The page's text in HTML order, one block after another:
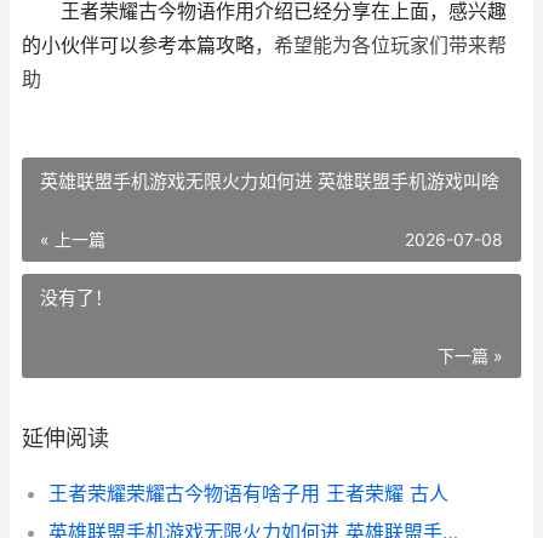
王者荣耀古今物语作用介绍已经分享在上面，感兴趣
的小伙伴可以参考本篇攻略，希望能为各位玩家们带来帮
助
英雄联盟手机游戏无限火力如何进 英雄联盟手机游戏叫啥
« 上一篇 2026-07-08
没有了！
下一篇 »
延伸阅读
王者荣耀荣耀古今物语有啥子用 王者荣耀 古人
英雄联盟手机游戏无限火力如何进 英雄联盟手机游戏叫啥